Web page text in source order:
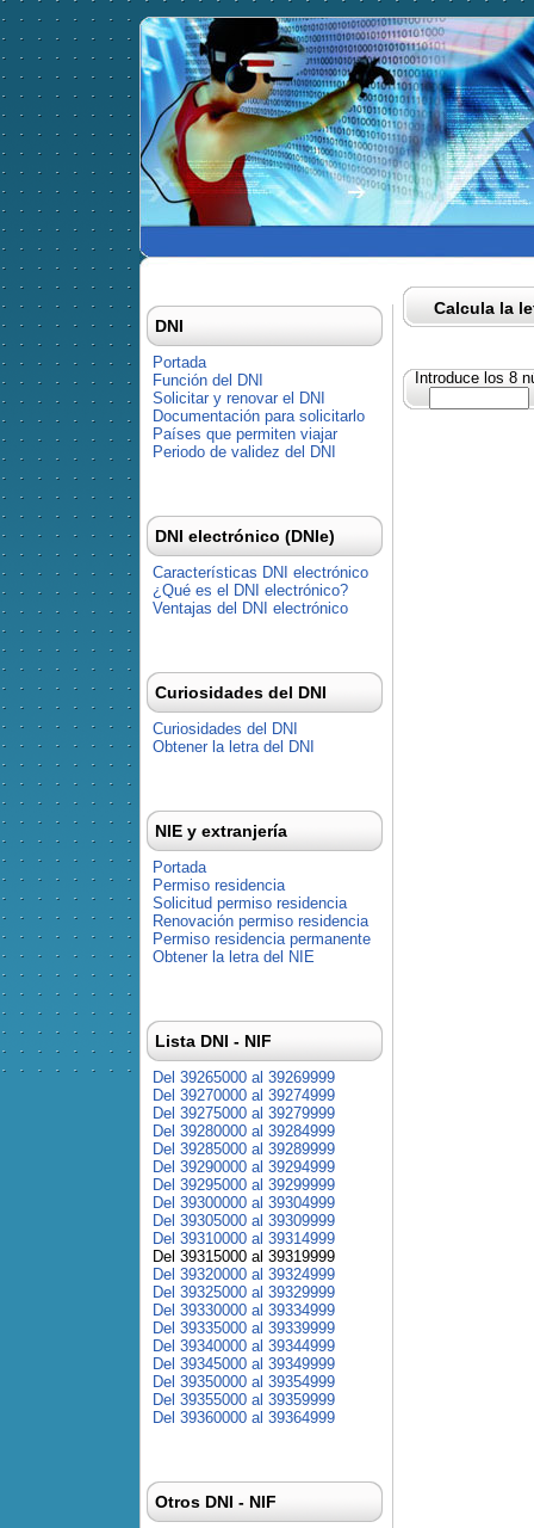
Calcula la
Introduce los 8
DNI
Portada
Función del DNI
Solicitar y renovar el DNI
Documentación para solicitarlo
Países que permiten viajar
Periodo de validez del DNI
DNI electrónico (DNIe)
Características DNI electrónico
¿Qué es el DNI electrónico?
Ventajas del DNI electrónico
Curiosidades del DNI
Curiosidades del DNI
Obtener la letra del DNI
NIE y extranjería
Portada
Permiso residencia
Solicitud permiso residencia
Renovación permiso residencia
Permiso residencia permanente
Obtener la letra del NIE
Lista DNI - NIF
Del 39265000 al 39269999
Del 39270000 al 39274999
Del 39275000 al 39279999
Del 39280000 al 39284999
Del 39285000 al 39289999
Del 39290000 al 39294999
Del 39295000 al 39299999
Del 39300000 al 39304999
Del 39305000 al 39309999
Del 39310000 al 39314999
Del 39315000 al 39319999
Del 39320000 al 39324999
Del 39325000 al 39329999
Del 39330000 al 39334999
Del 39335000 al 39339999
Del 39340000 al 39344999
Del 39345000 al 39349999
Del 39350000 al 39354999
Del 39355000 al 39359999
Del 39360000 al 39364999
Otros DNI - NIF